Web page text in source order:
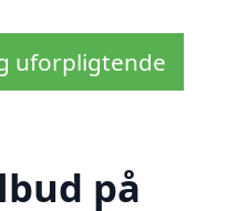
uforpligtende
på